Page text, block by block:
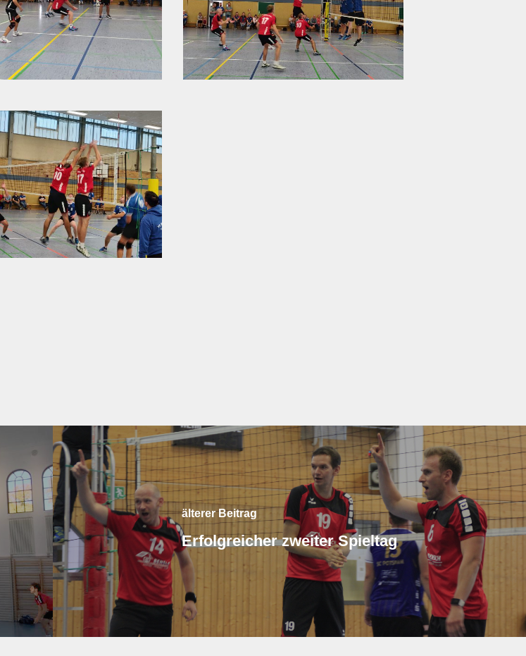
älterer Beitrag
Erfolgreicher zweiter Spieltag